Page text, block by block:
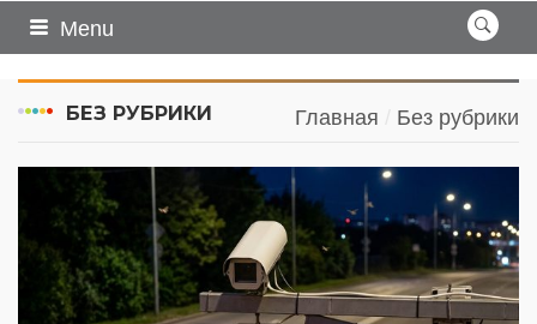
Menu
БЕЗ РУБРИКИ Главная Без рубрики